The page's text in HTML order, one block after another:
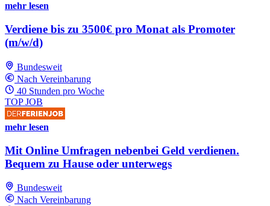
mehr lesen
Verdiene bis zu 3500€ pro Monat als Promoter
(m/w/d)
Bundesweit
Nach Vereinbarung
40 Stunden pro Woche
TOP JOB
mehr lesen
Mit Online Umfragen nebenbei Geld verdienen.
Bequem zu Hause oder unterwegs
Bundesweit
Nach Vereinbarung